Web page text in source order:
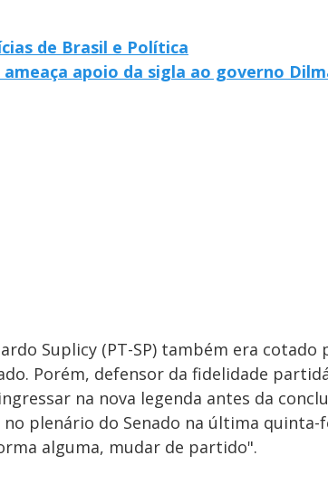
de Brasil e Política
ameaça apoio da sigla ao governo
Suplicy (PT-SP) também era
Porém, defensor da fidelidade
na nova legenda antes da
no plenário do Senado na última
alguma, mudar de partido".